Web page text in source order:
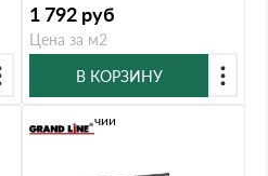
1 792 руб
Цена за м2
В КОРЗИНУ
В наличии